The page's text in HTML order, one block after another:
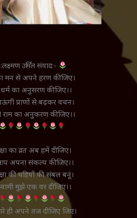
उर्मिल संवाद:-
मन से अपने हरण कीजिए।
का अनुसरण कीजिए।।
प्राणों से बढ़कर वचन।
राम का अनुकरण कीजिए।।
का व्रत अब हमें दीजिए।
अपना संकल्प कीजिए।।
की घड़ियों की संबल बनूं।
मुझे एक वर दीजिए।।
ही अपने तज दीजिए जिए।